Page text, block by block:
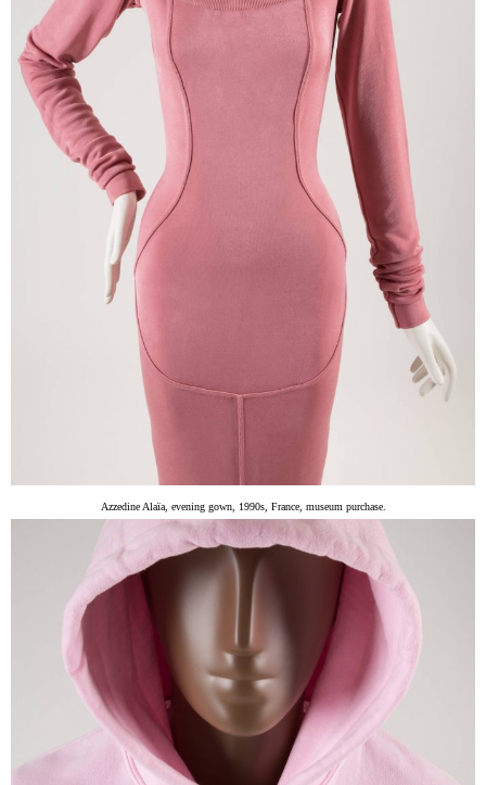
Azzedine Alaïa, evening gown, 1990s, France, museum purchase.